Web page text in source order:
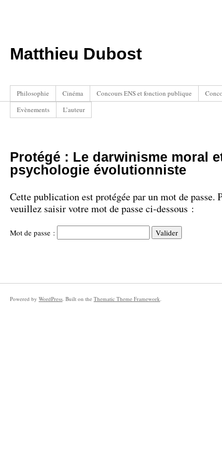
Matthieu Dubost
Philosophie Cinéma Concours ENS et fonction publique
Evènements
L’auteur
Protégé : Le darwinisme moral
psychologie évolutionniste
Cette publication est protégée par un mot de passe.
veuillez saisir votre mot de passe ci-dessous :
Mot de passe :
Powered by WordPress. Built on the Thematic Theme Framework.